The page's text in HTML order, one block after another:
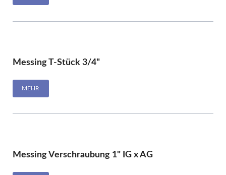
Messing T-Stück 3/4"
MEHR
Messing Verschraubung 1" IG x AG